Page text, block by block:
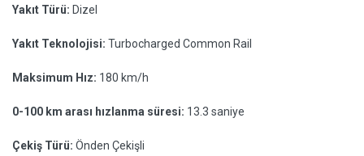
Yakıt Türü: Dizel
Yakıt Teknolojisi: Turbocharged Common Rail
Maksimum Hız: 180 km/h
0-100 km arası hızlanma süresi: 13.3 saniye
Çekiş Türü: Önden Çekişli